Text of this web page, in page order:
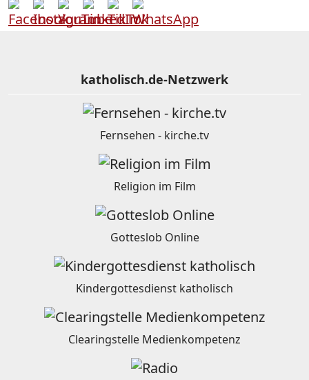
katholisch.de-Netzwerk
Fernsehen - kirche.tv
Religion im Film
Gotteslob Online
Kindergottesdienst katholisch
Clearingstelle Medienkompetenz